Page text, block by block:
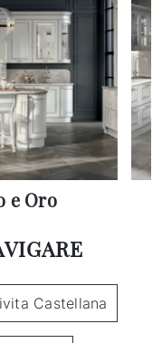
e Oro
Castellana